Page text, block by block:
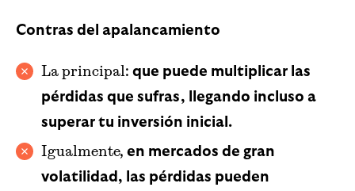
Contras del apalancamiento
La principal: que puede multiplicar las
pérdidas que sufras, llegando incluso a
superar tu inversión inicial.
Igualmente, en mercados de gran
volatilidad, las pérdidas pueden